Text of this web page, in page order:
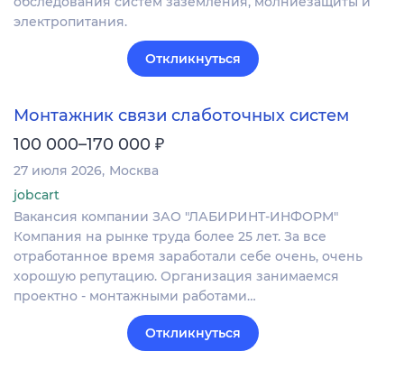
электропитания.
Откликнуться
Монтажник связи слаботочных систем
100 000–170 000 ₽
27 июля 2026 Москва
jobcart
Вакансия компании ЗАО "ЛАБИРИНТ-ИНФОРМ"
Компания на рынке труда более 25 лет. За все
отработанное время заработали себе очень, очень
хорошую репутацию. Организация занимаемся
проектно - монтажными работами…
Откликнуться